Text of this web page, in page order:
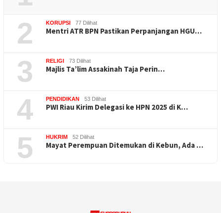
2 KORUPSI 77 Dilihat
Mentri ATR BPN Pastikan Perpanjangan HGU…
3 RELIGI 73 Dilihat
Majlis Ta’lim Assakinah Taja Perin…
4 PENDIDIKAN 53 Dilihat
PWI Riau Kirim Delegasi ke HPN 2025 di K…
5 HUKRIM 52 Dilihat
Mayat Perempuan Ditemukan di Kebun, Ada …